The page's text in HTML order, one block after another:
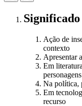
Significado
Ação de
contexto
Apresentar
Em
personagens
Na política,
Em
recurso